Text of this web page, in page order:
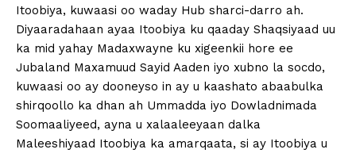
Itoobiya, kuwaasi oo waday Hub sharci-darro ah.
Diyaaradahaan ayaa Itoobiya ku qaaday Shaqsiyaad uu
ka mid yahay Madaxwayne ku xigeenkii hore ee
Jubaland Maxamuud Sayid Aaden iyo xubno la socdo,
kuwaasi oo ay dooneyso in ay u kaashato abaabulka
shirqoollo ka dhan ah Ummadda iyo Dowladnimada
Soomaaliyeed, ayna u xalaaleeyaan dalka
Maleeshiyaad Itoobiya ka amarqaata, si ay Itoobiya u